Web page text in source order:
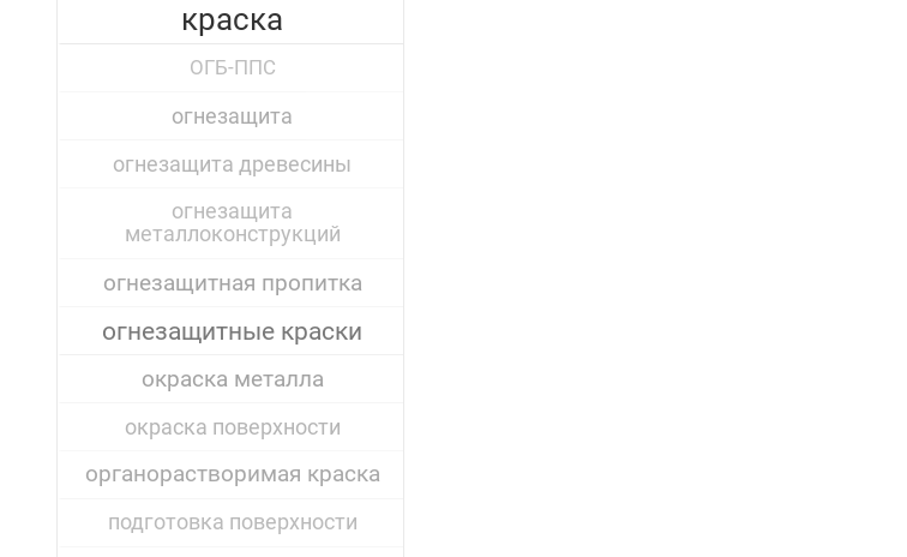
краска
ОГБ-ППС
огнезащита
огнезащита древесины
огнезащита
металлоконструкций
огнезащитная пропитка
огнезащитные краски
окраска металла
окраска поверхности
органорастворимая краска
подготовка поверхности